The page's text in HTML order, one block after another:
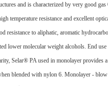
and is characterized by very good
temperature resistance and excellent
resistance to aliphatic, aromatic
lower molecular weight alcohols. End
Selar® PA used in monolayer
blended with nylon 6. Monolayer -